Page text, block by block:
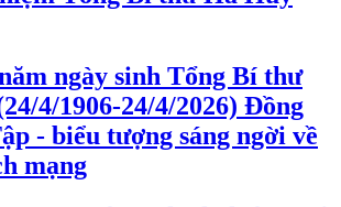
ngày sinh Tổng Bí thư
4/1906-24/4/2026) Đồng
- biểu tượng sáng ngời về
mạng